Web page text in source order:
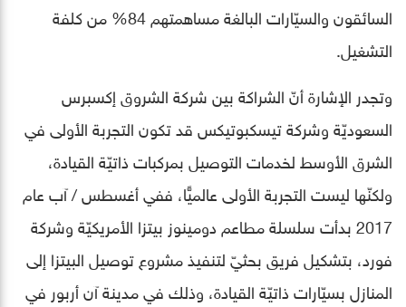
السائقون والسيّارات البالغة مساهمتهم 84% من كلفة
التشغيل.
وتجدر الإشارة أنّ الشراكة بين شركة الشروق إكسبرس
السعوديّة وشركة تيسكبوتيكس قد تكون التجربة الأولى في
الشرق الأوسط لخدمات التوصيل بمركبات ذاتيّة القيادة،
ولكنّها ليست التجربة الأولى عالميًّا، ففي أغسطس / آب عام
2017 بدأت سلسلة مطاعم دومينوز بيتزا الأمريكيّة وشركة
فورد، بتشكيل فريق بحثيّ لتنفيذ مشروع توصيل البيتزا إلى
المنازل بسيّارات ذاتيّة القيادة، وذلك في مدينة آن أربور في